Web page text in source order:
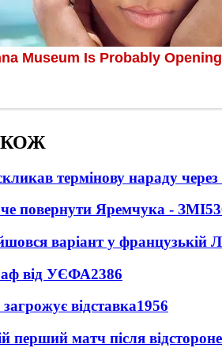
термінову нараду через
повернути Яремчука - ЗМІ
варіант у французькій
від УЄФА2386
відставка1956
перший матч після